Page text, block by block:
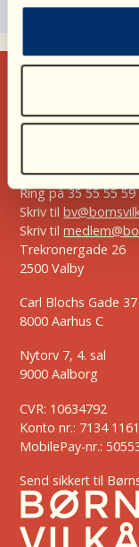
Ring på35 55 55 59
Skriv til
Skriv til
Trekronergade 26
2500 Valby
Carl Blochs Gade 37
8000 Aarhus C
Nytorv 7, 4. sal
9000 Aalborg
CVR: 10634792
Konto nr.: 7134
MobilePay-nr.:
Send sikkert til